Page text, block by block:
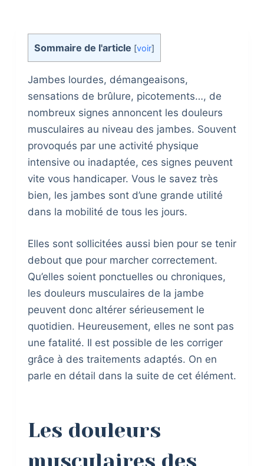
Sommaire de l'article [voir]
Jambes lourdes, démangeaisons,
sensations de brûlure, picotements…, de
nombreux signes annoncent les douleurs
musculaires au niveau des jambes. Souvent
provoqués par une activité physique
intensive ou inadaptée, ces signes peuvent
vite vous handicaper. Vous le savez très
bien, les jambes sont d’une grande utilité
dans la mobilité de tous les jours.
Elles sont sollicitées aussi bien pour se tenir
debout que pour marcher correctement.
Qu’elles soient ponctuelles ou chroniques,
les douleurs musculaires de la jambe
peuvent donc altérer sérieusement le
quotidien. Heureusement, elles ne sont pas
une fatalité. Il est possible de les corriger
grâce à des traitements adaptés. On en
parle en détail dans la suite de cet élément.
Les douleurs
musculaires des